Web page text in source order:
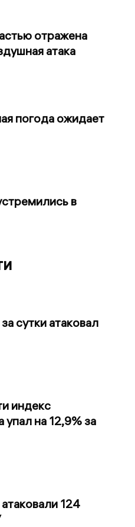
отражена
атака
погода ожидает
в
сутки атаковал
индекс
на 12,9% за
124